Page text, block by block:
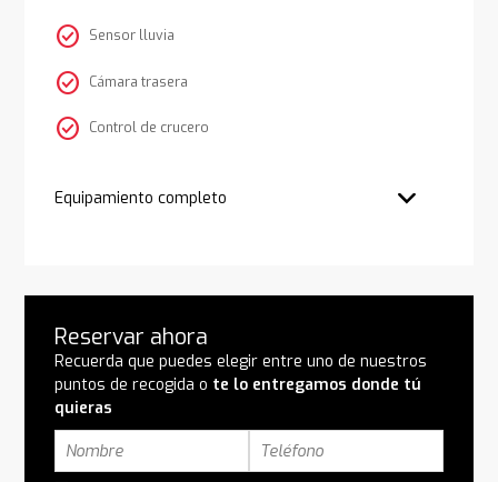
check_circle Sensor lluvia
check_circle Cámara trasera
check_circle Control de crucero
Equipamiento completo
Reservar ahora
Recuerda que puedes elegir entre uno de nuestros
puntos de recogida o te lo entregamos donde tú
quieras